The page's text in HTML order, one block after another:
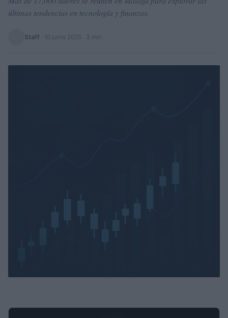
últimas tendencias en tecnología y finanzas.
Staff 10 junio 2025 · 3 min